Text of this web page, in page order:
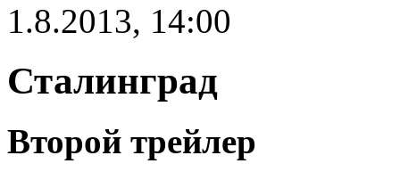
1.8.2013, 14:00
Сталинград
Второй трейлер